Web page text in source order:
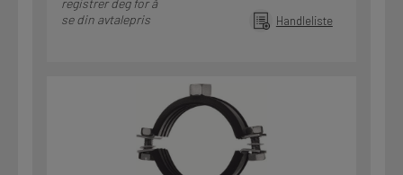
se din avtalepris
Handleliste